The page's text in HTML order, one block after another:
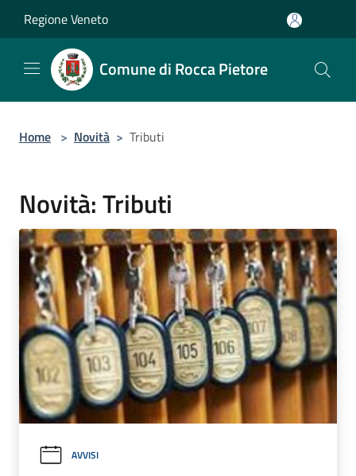
Regione Veneto
Comune di Rocca Pietore
Home > Novità > Tributi
Novità: Tributi
AVVISI